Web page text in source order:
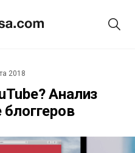
2018
Анализ